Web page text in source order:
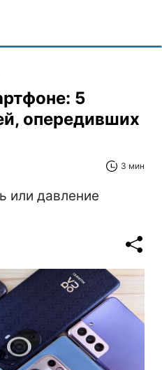
5
опередивших
3 мин
или давление